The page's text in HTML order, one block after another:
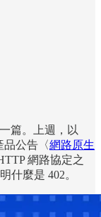
篇。上週，以
品公告〈網路原生
網路協定之
什麼是 402。